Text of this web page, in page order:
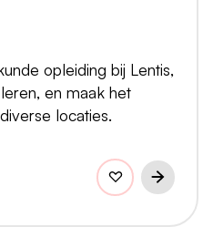
opleiding bij Lentis,
en maak het
locaties.